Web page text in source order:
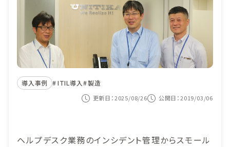
ヘルプデスク業務
システム監査対応
サービス構成管理
カスタマーサービス
セミナー
コンテンツナビ
資料ダウンロード
紹介動画を見る
導入事例 ITIL導入 製造
更新日：2025/08/26 公開日：2019/03/06
ヘルプデスク業務のインシデント管理からスモール